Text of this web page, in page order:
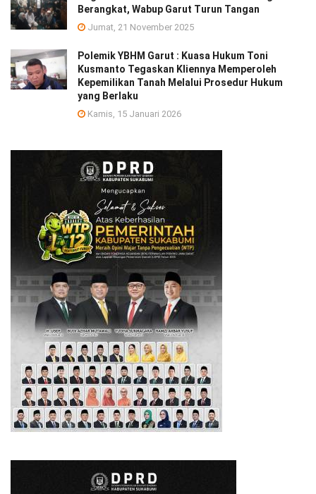
Berangkat, Wabup Garut Turun Tangan
Jumat, 21 November 2025
Polemik YBHM Garut : Kuasa Hukum Toni
Kusmanto Tegaskan Kliennya Memperoleh
Kepemilikan Tanah Melalui Prosedur Hukum
yang Berlaku
Kamis, 15 Januari 2026